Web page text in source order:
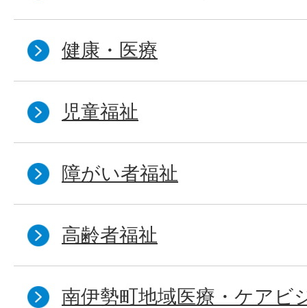
健康・医療
児童福祉
障がい者福祉
高齢者福祉
南伊勢町地域医療・ケアビ